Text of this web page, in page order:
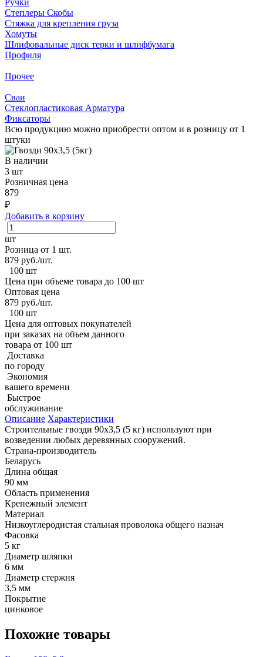
Степлеры Скобы
Стяжка для крепления груза
Хомуты
Шлифовальные диск терки и шлифбумага
Профиля
Прочее
Сваи
Стеклопластиковая Арматура
Фиксаторы
Всю продукцию можно приобрести оптом и в розницу от 1
штуки
В наличии
3 шт
Розничная цена
879
₽
Добавить в корзину
шт
Розница от 1 шт.
879 руб./шт.
100 шт
Цена при объеме товара до 100 шт
Оптовая цена
879 руб./шт.
100 шт
Цена для оптовых покупателей
при заказах на объем данного
товара от 100 шт
Доставка
по городу
Экономия
вашего времени
Быстрое
обслуживание
Описание Характеристики
Строительные гвозди 90х3,5 (5 кг) используют при
возведении любых деревянных сооружений.
Страна-производитель
Беларусь
Длина общая
90 мм
Область применения
Крепежный элемент
Материал
Низкоуглеродистая стальная проволока общего назнач
Фасовка
5 кг
Диаметр шляпки
6 мм
Диаметр стержня
3,5 мм
Покрытие
цинковое
Похожие товары